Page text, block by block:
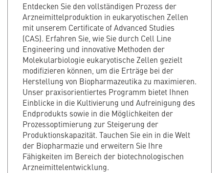
Entdecken Sie den vollständigen Prozess der
Arzneimittelproduktion in eukaryotischen Zellen
mit unserem Certificate of Advanced Studies
(CAS). Erfahren Sie, wie Sie durch Cell Line
Engineering und innovative Methoden der
Molekularbiologie eukaryotische Zellen gezielt
modifizieren können, um die Erträge bei der
Herstellung von Biopharmazeutika zu maximieren.
Unser praxisorientiertes Programm bietet Ihnen
Einblicke in die Kultivierung und Aufreinigung des
Endprodukts sowie in die Möglichkeiten der
Prozessoptimierung zur Steigerung der
Produktionskapazität. Tauchen Sie ein in die Welt
der Biopharmazie und erweitern Sie Ihre
Fähigkeiten im Bereich der biotechnologischen
Arzneimittelentwicklung.